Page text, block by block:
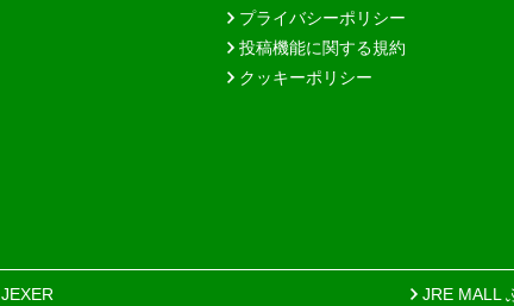
プライバシーポリシー
投稿機能に関する規約
クッキーポリシー
JEXER
JRE MALL